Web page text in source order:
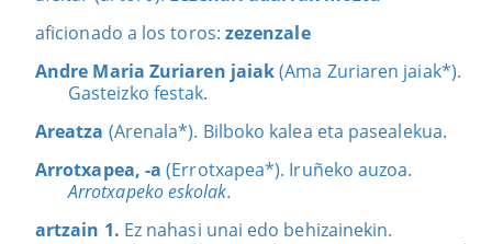
aficionado a los toros: zezenzale
Andre Maria Zuriaren jaiak(Ama Zuriaren jaiak*).
Gasteizko festak.
Areatza (Arenala*). Bilboko kalea eta pasealekua.
Arrotxapea, -a (Errotxapea*). Iruñeko auzoa.
Arrotxapeko eskolak.
artzain 1. Ez nahasi unai edo behizainekin.